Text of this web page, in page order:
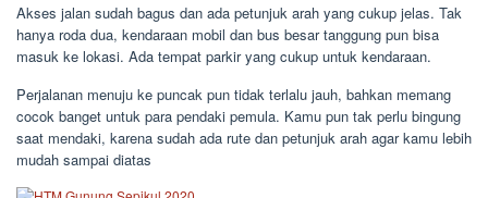
Akses jalan sudah bagus dan ada petunjuk arah yang cukup jelas. Tak
hanya roda dua, kendaraan mobil dan bus besar tanggung pun bisa
masuk ke lokasi. Ada tempat parkir yang cukup untuk kendaraan.
Perjalanan menuju ke puncak pun tidak terlalu jauh, bahkan memang
cocok banget untuk para pendaki pemula. Kamu pun tak perlu bingung
saat mendaki, karena sudah ada rute dan petunjuk arah agar kamu lebih
mudah sampai diatas